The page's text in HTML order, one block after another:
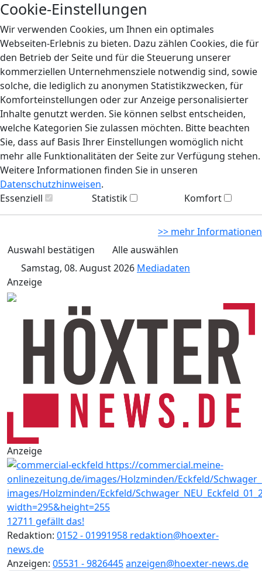
Cookie-Einstellungen
Wir verwenden Cookies, um Ihnen ein optimales
Webseiten-Erlebnis zu bieten. Dazu zählen Cookies, die für
den Betrieb der Seite und für die Steuerung unserer
kommerziellen Unternehmensziele notwendig sind, sowie
solche, die lediglich zu anonymen Statistikzwecken, für
Komforteinstellungen oder zur Anzeige personalisierter
Inhalte genutzt werden. Sie können selbst entscheiden,
welche Kategorien Sie zulassen möchten. Bitte beachten
Sie, dass auf Basis Ihrer Einstellungen womöglich nicht
mehr alle Funktionalitäten der Seite zur Verfügung stehen.
Weitere Informationen finden Sie in unseren
Datenschutzhinweisen.
Essenziell
Statistik Komfort
>> mehr Informationen
Auswahl bestätigen
Alle auswählen
Samstag, 08. August 2026 Mediadaten
Anzeige
Anzeige
12711 gefällt das!
Redaktion: 0152 - 01991958 redaktion@hoexter-
news.de
Anzeigen: 05531 - 9826445anzeigen@hoexter-news.de